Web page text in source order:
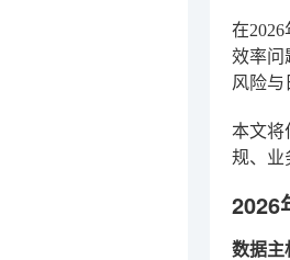
在
效率问
风险与
本文将
规、业
2026
数据主